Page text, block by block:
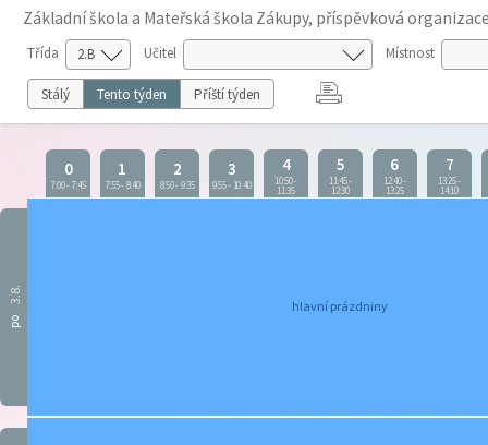
Základní škola a Mateřská škola Zákupy, příspěvková
Třída Učitel Místnost
Stálý Tento týden Příští týden
0
7:00-7:45
1
7:55-8:40
2
8:50-9:35
3
9:55- 10:40
4
10:50-
11:35
5
11:45-
12:30
6
12:40-
13:25
7
13:25-
14:10
po
3.8.
hlavní prázdniny